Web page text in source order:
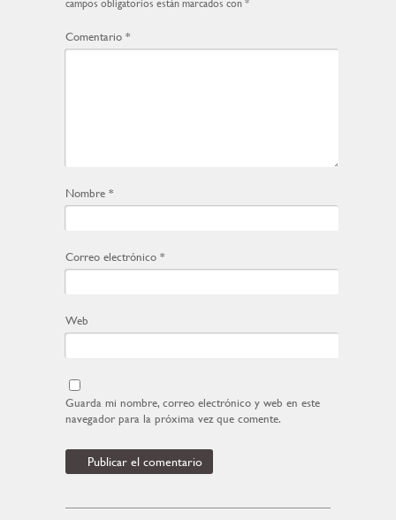
campos obligatorios están marcados con *
Comentario *
Nombre *
Correo electrónico *
Web
Guarda mi nombre, correo electrónico y web en este
navegador para la próxima vez que comente.